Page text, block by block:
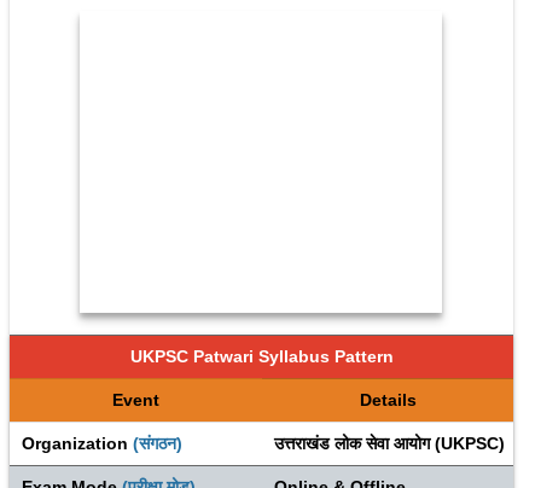
UKPSC Patwari Syllabus Pattern
Event Details
Organization (संगठन) उत्तराखंड लोक सेवा आयोग (UKPSC)